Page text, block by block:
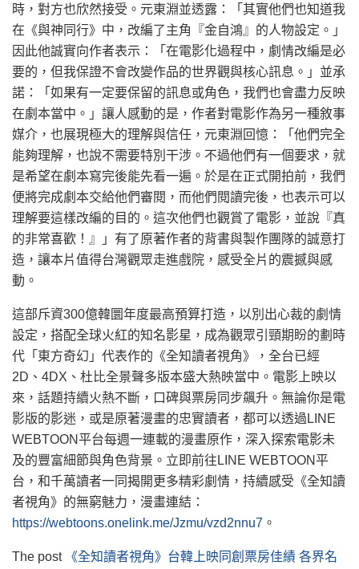
時，對方也欣然接受。元東淵並透露：「其實他們也知道我
在《與神同行》中，改編了主角『金自鴻』的人物設定。」
因此他誠實向作者表示：「在電影化過程中，劇情改編是必
要的，但我保證不會改變作品的世界觀與核心訊息。」並承
諾：「如果有一定要保留的訊息或角色，我們也會盡力反映
在劇本當中。」讓人感動的是，作者對電影作為另一種敘事
媒介，也展現極大的理解與信任，元東淵回憶：「他們完全
能夠理解，也說不需要特別干涉。不過他們有一個要求，就
是希望在劇本寫完後能先看一遍。於是在正式開拍前，我們
便將完成劇本交給他們審閱，而他們閱讀完後，也表示可以
理解要這樣改編的目的。這次他們也觀賞了電影，並說『真
的非常喜歡！』」有了原著作者的背書與製作團隊的誠意打
造，讓本片值得台灣觀眾走進戲院，感受全片的震撼與感
動。
這部斥資300億韓圜年度最高預算打造，以別出心裁的劇情
設定，搭配全球火紅的知名影星，成為觀眾引頸期盼的劃時
代「東方奇幻」代表作的《全知讀者視角》，全台已經
2D、4DX、杜比全景聲多版本盛大熱映當中。電影上映以
來，話題持續火熱不斷，口碑與票房同步飆升。無論你是電
影版的影迷，或是原著漫畫的忠實讀者，都可以透過LINE
WEBTOON平台每週一連載的漫畫原作，深入探索電影未
及的豐富細節與角色背景。立即前往LINE WEBTOON平
台，和千萬讀者一同揭開更多精彩劇情，持續感受《全知讀
者視角》的無窮魅力，漫畫連結：
https://webtoons.onelink.me/Jzmu/vzd2nnu7 。
The post
《全知讀者視角》台韓上映同創票房佳績 各界名